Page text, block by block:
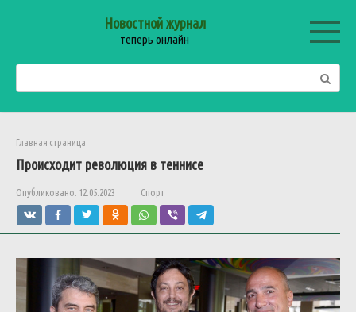
Новостной журнал
теперь онлайн
Главная страница
Происходит революция в теннисе
Опубликовано: 12.05.2023 Спорт